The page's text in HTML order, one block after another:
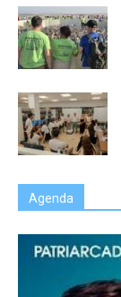
Agenda